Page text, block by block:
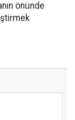
önünde